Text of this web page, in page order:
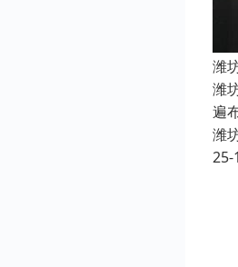
潍
潍
遍
潍
25-